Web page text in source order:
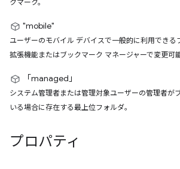
クマーク。
"mobile"
ユーザーのモバイル デバイスで一般的に利用できる
拡張機能またはブックマーク マネージャーで変更可能
「managed」
システム管理者または管理対象ユーザーの管理者が
いる場合に存在する最上位フォルダ。
プロパティ